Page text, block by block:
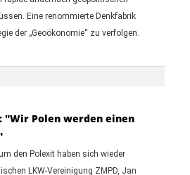
Eine renommierte Denkfabrik
der „Geoökonomie“ zu verfolgen.
"Wir Polen werden einen
den Polexit haben sich wieder
LKW-Vereinigung ZMPD, Jan